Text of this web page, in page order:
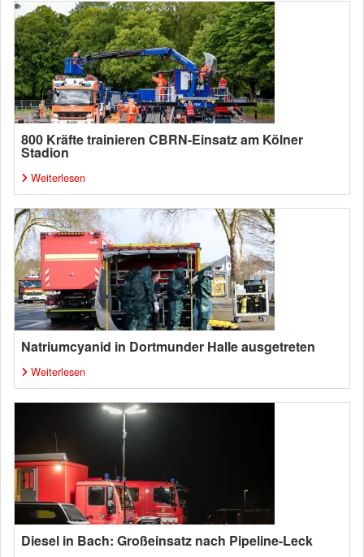
800 Kräfte trainieren CBRN-Einsatz am Kölner
Stadion
Weiterlesen
Natriumcyanid in Dortmunder Halle ausgetreten
Weiterlesen
Diesel in Bach: Großeinsatz nach Pipeline-Leck